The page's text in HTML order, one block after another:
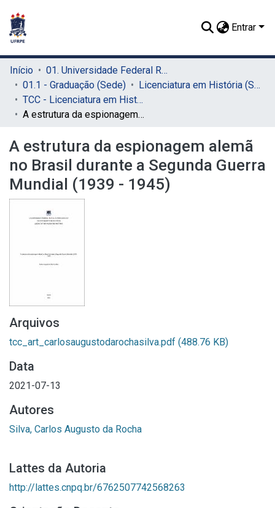
Entrar
Início
01. Universidade Federal Rural de Pernambuco - UFRPE (Sede)
01.1 - Graduação (Sede)
Licenciatura em História (Sede)
TCC - Licenciatura em História (Sede)
A estrutura da espionagem alemã no Brasil durante a Segunda Guerra Mundial (1939 - 1945)
A estrutura da espionagem alemã
no Brasil durante a Segunda Guerra
Mundial (1939 - 1945)
Arquivos
tcc_art_carlosaugustodarochasilva.pdf (488.76 KB)
Data
2021-07-13
Autores
Silva, Carlos Augusto da Rocha
Lattes da Autoria
http://lattes.cnpq.br/6762507742568263